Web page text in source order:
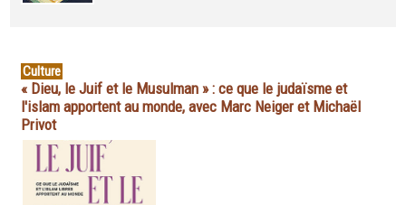
Culture
« Dieu, le Juif et le Musulman » : ce que le judaïsme et
l'islam apportent au monde, avec Marc Neiger et Michaël
Privot